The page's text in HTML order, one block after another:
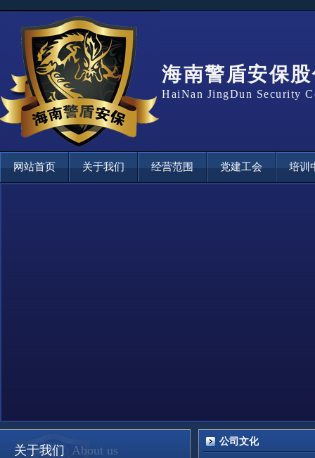
海南警盾安保
HaiNan JingDun Security
网站首页 关于我们 经营范围 党建工会 培训
关于我们 About us
公司文化